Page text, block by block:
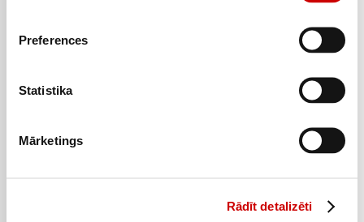
Preferences
Statistika
Mārketings
Rādīt detalizēti